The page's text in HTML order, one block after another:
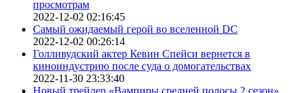
просмотрам
2022-12-02 02:16:45
Самый ожидаемый герой во вселенной DC
2022-12-02 00:26:14
Голливудский актер Кевин Спейси вернется в
киноиндустрию после суда о домогательствах
2022-11-30 23:33:40
Новый трейлер «Вампиры средней полосы 2 сезон»